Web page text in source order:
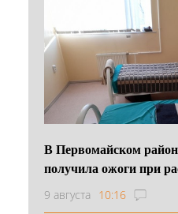
В Первомайском
получила ожоги при
9 августа 10:16